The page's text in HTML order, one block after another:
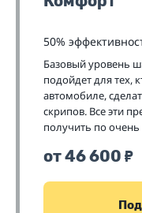
50%
Базовый уровень
подойдет для тех,
автомобиле,
скрипов. Все эти
получить по
от 46 600 ₽